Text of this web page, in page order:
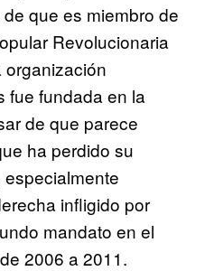
que es miembro de
Revolucionaria
organización
fue fundada en la
de que parece
ha perdido su
infligido por
mandato en el
2006 a 2011.